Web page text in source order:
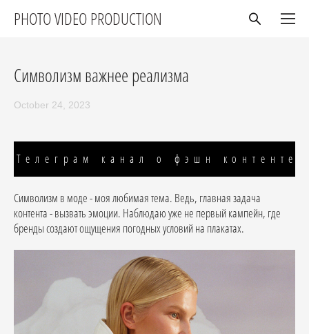
PHOTO VIDEO PRODUCTION
Символизм важнее реализма
October 24, 2023
Телеграм канал о фэшн контенте
Символизм в моде - моя любимая тема. Ведь, главная задача
контента - вызвать эмоции. Наблюдаю уже не первый кампейн, где
бренды создают ощущения погодных условий на плакатах.